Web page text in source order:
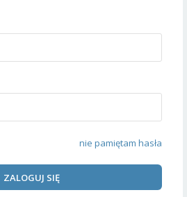
nie pamiętam hasła
ZALOGUJ SIĘ